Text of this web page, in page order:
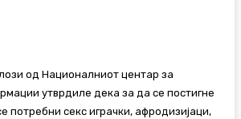
од Националниот центар за
утврдиле дека за да се постигне
потребни секс играчки, афродизијаци,